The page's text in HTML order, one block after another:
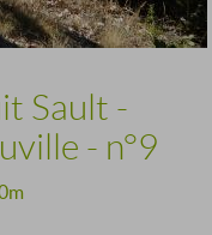
Sault -
- n°9